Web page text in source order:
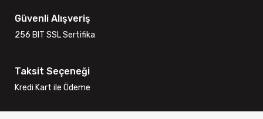
Güvenli Alışveriş
256 BIT SSL Sertifika
Taksit Seçeneği
Kredi Kart ile Ödeme